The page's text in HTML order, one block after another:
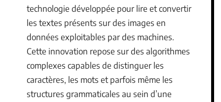
technologie développée pour lire et convertir
les textes présents sur des images en
données exploitables par des machines.
Cette innovation repose sur des algorithmes
complexes capables de distinguer les
caractères, les mots et parfois même les
structures grammaticales au sein d’une